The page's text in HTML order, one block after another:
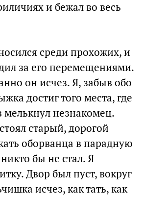
и бежал во весь
среди прохожих, и
за его перемещениями.
он исчез. Я, забыв обо
достиг того места, где
мелькнул незнакомец.
старый, дорогой
оборванца в парадную
бы не стал. Я
Двор был пуст, вокруг
исчез, как тать, как